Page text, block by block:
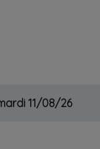
11/08/26